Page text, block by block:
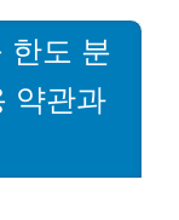
한도 분
약관과